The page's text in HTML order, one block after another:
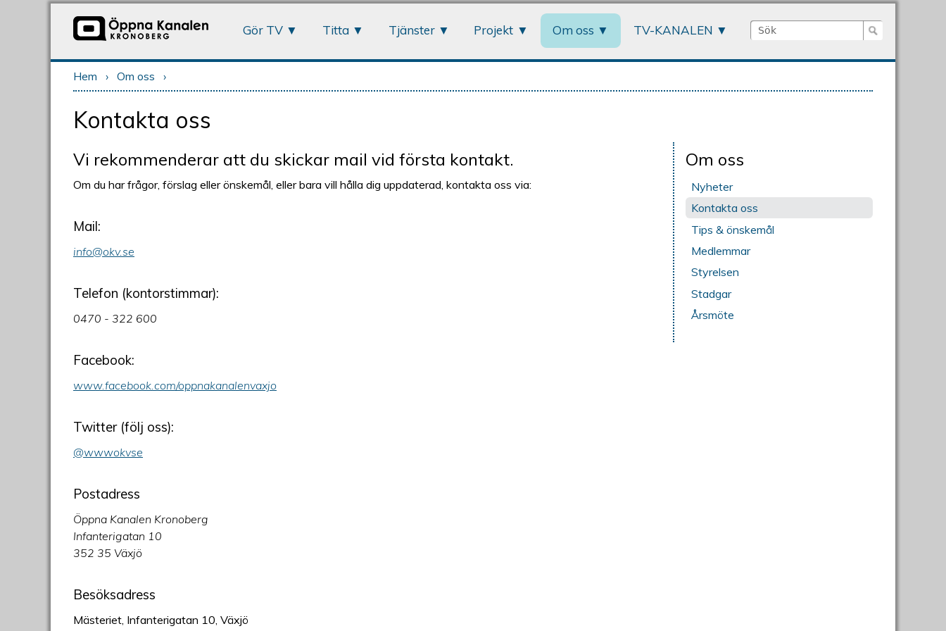
Sökformulär
Sök
Gör TV Titta Tjänster Projekt Om oss TV-KANALEN
Du är här
Hem › Om oss ›
Kontakta oss
Vi rekommenderar att du skickar mail vid första kontakt.
Om du har frågor, förslag eller önskemål, eller bara vill hålla dig uppdaterad, kontakta oss via:
Mail:
info@okv.se
Telefon (kontorstimmar):
0470 - 322 600
Facebook:
www.facebook.com/oppnakanalenvaxjo
Twitter (följ oss):
@wwwokvse
Postadress
Öppna Kanalen Kronoberg
Infanterigatan 10
352 35 Växjö
Besöksadress
Mästeriet, Infanterigatan 10, Växjö
Om oss
Nyheter
Kontakta oss
Tips & önskemål
Medlemmar
Styrelsen
Stadgar
Årsmöte